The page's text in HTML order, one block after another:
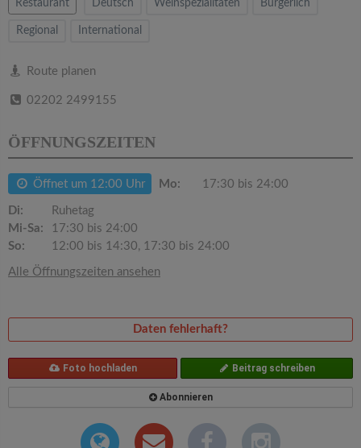
Restaurant Deutsch Weinspezialitäten Bürgerlich
Regional International
Route planen
02202 2499155
ÖFFNUNGSZEITEN
Öffnet um 12:00 Uhr Mo: 17:30 bis 24:00
Di:
Ruhetag
Mi-Sa:
17:30 bis 24:00
So:
12:00 bis 14:30, 17:30 bis 24:00
Alle Öffnungszeiten ansehen
Daten fehlerhaft?
Foto hochladen Beitrag schreiben
Abonnieren
t